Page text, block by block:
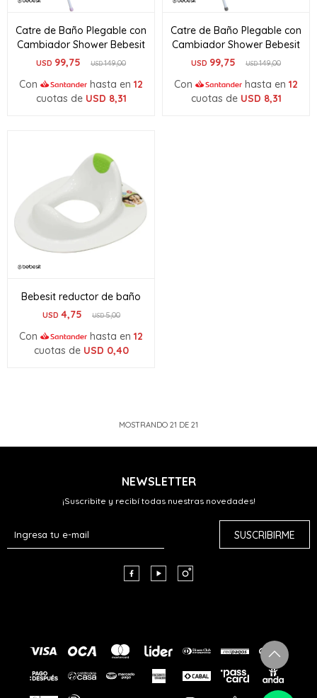
Catre de Baño Plegable con
Cambiador Shower Bebesit
USD 99,75 USD149,00
Con hasta en 12
cuotas de USD 8,31
Catre de Baño Plegable con
Cambiador Shower Bebesit
USD 99,75 USD149,00
Con hasta en 12
cuotas de USD 8,31
Bebesit reductor de baño
USD 4,75 USD5,00
Con hasta en 12
cuotas de USD 0,40
MOSTRANDO 21 DE 21
NEWSLETTER
¡Suscribite y recibí todas nuestras novedades!
SUSCRIBIRME
  